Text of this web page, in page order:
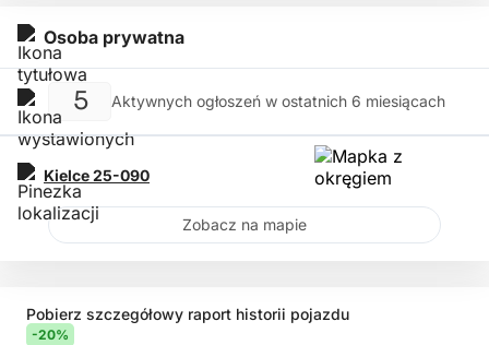
Pobierz szczegółowy raport historii pojazdu
-20%
Osoba prywatna
5 Aktywnych ogłoszeń w ostatnich 6 miesiącach
Kielce25-090
Zobacz na mapie